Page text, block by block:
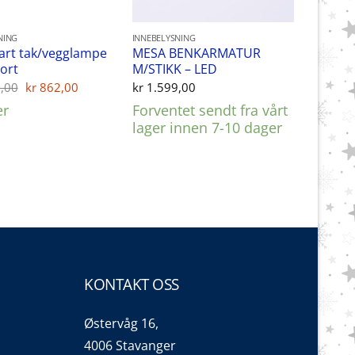
tak/vegglampe
Opprinnelig
kr 862,00 Nåværende
kr 862,00.
INNEBELYSNING
MESA BENKARMATUR
M/STIKK – LED
kr1.599,00
Forventet sendt fra vårt
lager innen 7-10 dager
KONTAKT OSS
Østervåg 16,
4006 Stavanger